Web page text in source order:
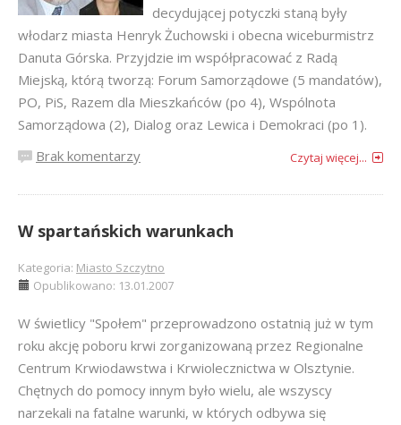
decydującej potyczki staną były
włodarz miasta Henryk Żuchowski i obecna wiceburmistrz
Danuta Górska. Przyjdzie im współpracować z Radą
Miejską, którą tworzą: Forum Samorządowe (5 mandatów),
PO, PiS, Razem dla Mieszkańców (po 4), Wspólnota
Samorządowa (2), Dialog oraz Lewica i Demokraci (po 1).
Brak komentarzy
Czytaj więcej...
W spartańskich warunkach
Kategoria: Miasto Szczytno
Opublikowano: 13.01.2007
W świetlicy "Społem" przeprowadzono ostatnią już w tym
roku akcję poboru krwi zorganizowaną przez Regionalne
Centrum Krwiodawstwa i Krwiolecznictwa w Olsztynie.
Chętnych do pomocy innym było wielu, ale wszyscy
narzekali na fatalne warunki, w których odbywa się